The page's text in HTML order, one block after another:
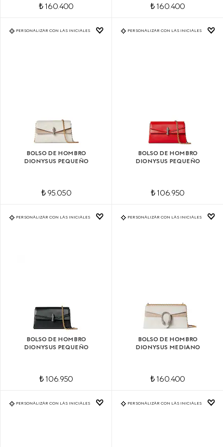
₺ 160.400 ₺ 160.400
PERSONALIZAR CON LAS INICIALES
BOLSO DE HOMBRO
DIONYSUS PEQUEÑO
₺ 95.050
PERSONALIZAR CON LAS INICIALES
BOLSO DE HOMBRO
DIONYSUS PEQUEÑO
₺ 106.950
PERSONALIZAR CON LAS INICIALES
BOLSO DE HOMBRO
DIONYSUS PEQUEÑO
₺ 106.950
PERSONALIZAR CON LAS INICIALES
BOLSO DE HOMBRO
DIONYSUS MEDIANO
₺ 160.400
PERSONALIZAR CON LAS INICIALES PERSONALIZAR CON LAS INICIALES